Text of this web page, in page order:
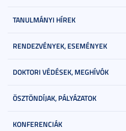
TANULMÁNYI HÍREK
RENDEZVÉNYEK, ESEMÉNYEK
DOKTORI VÉDÉSEK, MEGHÍVÓK
ÖSZTÖNDÍJAK, PÁLYÁZATOK
KONFERENCIÁK